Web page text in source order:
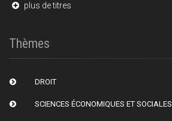
plus de titres
Thèmes
DROIT
SCIENCES ÉCONOMIQUES ET SOCIALES